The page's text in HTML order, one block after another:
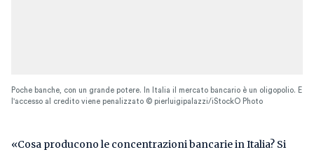
Poche banche, con un grande potere. In Italia il mercato bancario è un oligopolio. E
l'accesso al credito viene penalizzato © pierluigipalazzi/iStockO Photo
«Cosa producono le concentrazioni bancarie in Italia? Si